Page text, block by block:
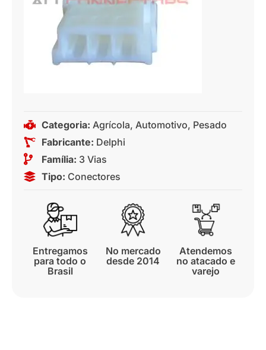
Categoria: Agrícola, Automotivo, Pesado
Fabricante: Delphi
Família: 3 Vias
Tipo: Conectores
Entregamos
para todo o
Brasil
No mercado
desde 2014
Atendemos
no atacado e
varejo